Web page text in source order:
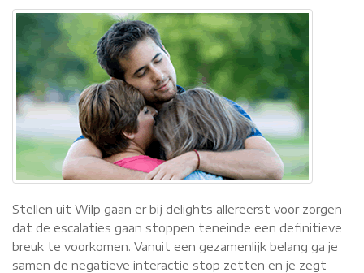
Stellen uit Wilp gaan er bij delights allereerst voor zorgen
dat de escalaties gaan stoppen teneinde een definitieve
breuk te voorkomen. Vanuit een gezamenlijk belang ga je
samen de negatieve interactie stop zetten en je zegt